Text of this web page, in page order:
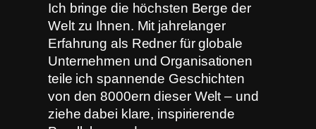
Ich bringe die höchsten Berge der
Welt zu Ihnen. Mit jahrelanger
Erfahrung als Redner für globale
Unternehmen und Organisationen
teile ich spannende Geschichten
von den 8000ern dieser Welt – und
ziehe dabei klare, inspirierende